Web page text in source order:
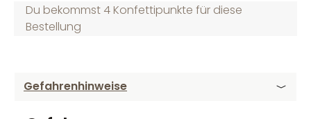
Du bekommst 4 Konfettipunkte für diese
Bestellung
Gefahrenhinweise